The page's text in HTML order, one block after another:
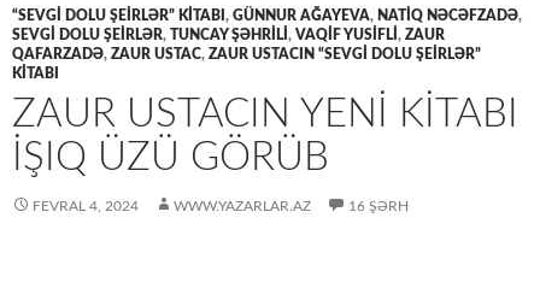
“SEVGI DOLU ŞEIRLƏR” KITABI , GÜNNUR AĞAYEVA, NATİQ NƏCƏFZADƏ,
SEVGI DOLU ŞEIRLƏR, TUNCAY ŞƏHRİLİ , VAQİF YUSİFLİ , ZAUR
QAFARZADƏ, ZAUR USTAC, ZAUR USTACIN “SEVGI DOLU ŞEIRLƏR”
KITABI
ZAUR USTACIN YENİ KİTABI
İŞIQ ÜZÜ GÖRÜB
FEVRAL 4, 2024 WWW.YAZARLAR.AZ 16 ŞƏRH